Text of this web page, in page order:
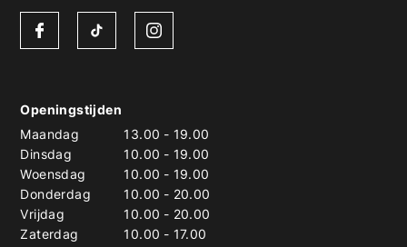
Openingstijden
Maandag
13.00 - 19.00
Dinsdag
10.00 - 19.00
Woensdag
10.00 - 19.00
Donderdag
10.00 - 20.00
Vrijdag
10.00 - 20.00
Zaterdag
10.00 - 17.00